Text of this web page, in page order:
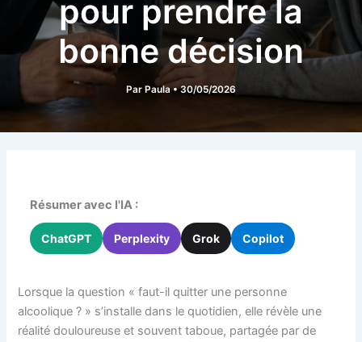
pour prendre la
bonne décision
Par Paula•30/05/2026
Résumer avec l'IA :
ChatGPT Perplexity Grok Copilot
Lorsque la question « faut-il quitter une personne
alcoolique ? » s’installe dans le quotidien, elle révèle une
réalité douloureuse et souvent taboue, partagée par de